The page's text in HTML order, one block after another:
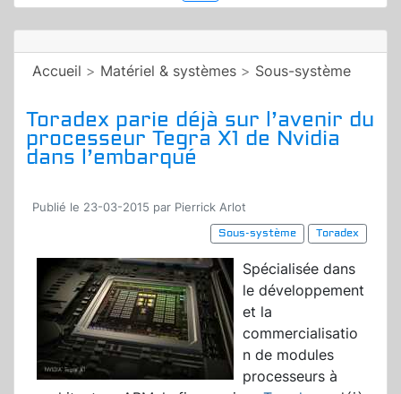
Accueil > Matériel & systèmes > Sous-système
Toradex parie déjà sur l’avenir du
processeur Tegra X1 de Nvidia
dans l’embarqué
Publié le 23-03-2015 par Pierrick Arlot
Sous-système
Toradex
Spécialisée dans
le développement
et la
commercialisatio
n de modules
processeurs à